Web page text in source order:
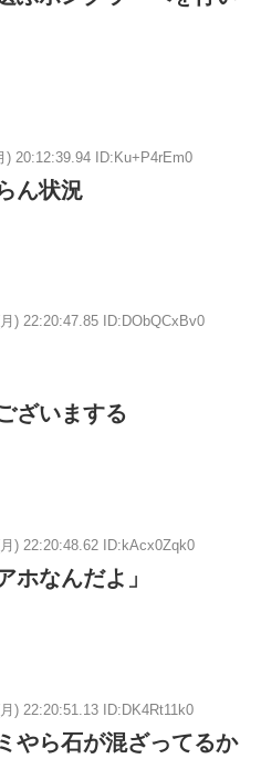
) 20:12:39.94 ID:Ku+P4rEm0
ん状況
) 22:20:47.85 ID:DObQCxBv0
ざいまする
) 22:20:48.62 ID:kAcx0Zqk0
ホなんだよ」
) 22:20:51.13 ID:DK4Rt11k0
やら石が混ざってるか